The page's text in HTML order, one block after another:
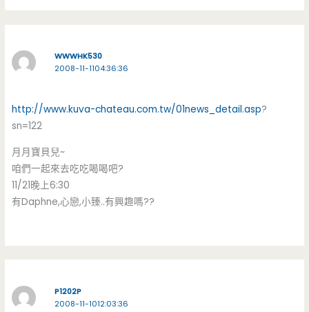
WWWHK530
2008-11-1104:36:36
http://www.kuva-chateau.com.tw/01news_detail.asp?
sn=122
月月寶貝兒~
咱們一起來去吃吃喝喝吧?
11/21晚上6:30
有Daphne,心戀,小臻..有興趣嗎??
P1202P
2008-11-1012:03:36